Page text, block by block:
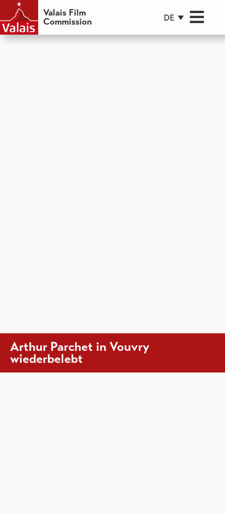
Valais Film
Commission
DE
Arthur Parchet in Vouvry
wiederbelebt